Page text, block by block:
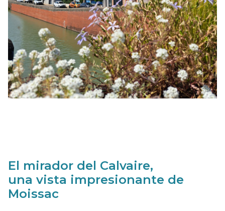
El mirador del Calvaire,
una vista impresionante de
Moissac